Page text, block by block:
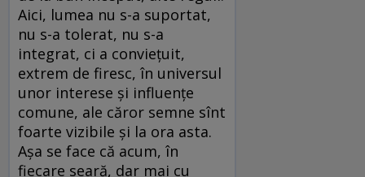
Aici, lumea nu s-a suportat,
nu s-a tolerat, nu s-a
integrat, ci a convieţuit,
extrem de firesc, în universul
unor interese şi influenţe
comune, ale căror semne sînt
foarte vizibile şi la ora asta.
Aşa se face că acum, în
fiecare seară, dar mai cu